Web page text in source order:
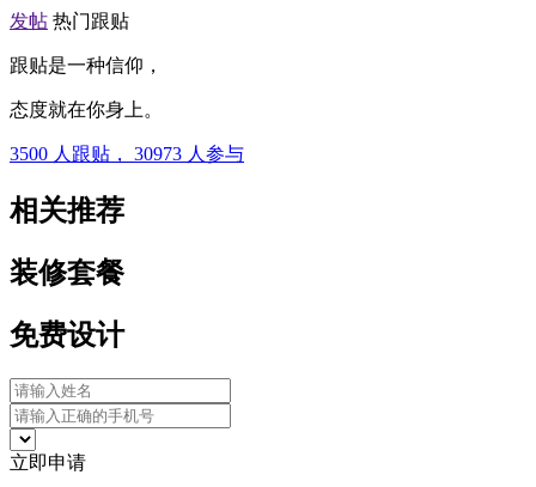
发帖 热门跟贴
跟贴是一种信仰，
态度就在你身上。
3500 人跟贴， 30973 人参与
相关推荐
装修套餐
免费设计
立即申请